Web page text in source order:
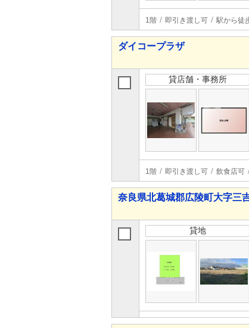
1階 即引き渡し可 駅から徒
ダイコープラザ
貸店舗・事務所
1階 即引き渡し可 飲食店可
奈良県北葛城郡広陵町大字三
貸地